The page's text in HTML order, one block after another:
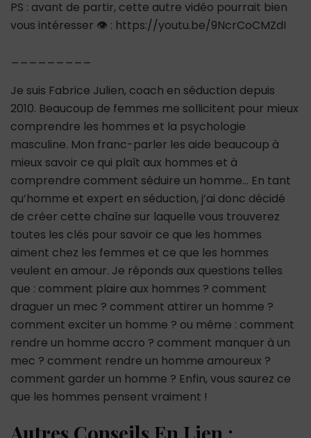
PS : avant de partir, cette autre vidéo pourrait bien
vous intéresser 👁 : https://youtu.be/9NcrCoCMZdI
Je suis Fabrice Julien, coach en séduction depuis
2010. Beaucoup de femmes me sollicitent pour mieux
comprendre les hommes et la psychologie
masculine. Mon franc-parler les aide beaucoup à
mieux savoir ce qui plaît aux hommes et à
comprendre comment séduire un homme… En tant
qu’homme et expert en séduction, j’ai donc décidé
de créer cette chaîne sur laquelle vous trouverez
toutes les clés pour savoir ce que les hommes
aiment chez les femmes et ce que les hommes
veulent en amour. Je réponds aux questions telles
que : comment plaire aux hommes ? comment
draguer un mec ? comment attirer un homme ?
comment exciter un homme ? ou même : comment
rendre un homme accro ? comment manquer à un
mec ? comment rendre un homme amoureux ?
comment garder un homme ? Enfin, vous saurez ce
que les hommes pensent vraiment !
Autres Conseils En Lien :